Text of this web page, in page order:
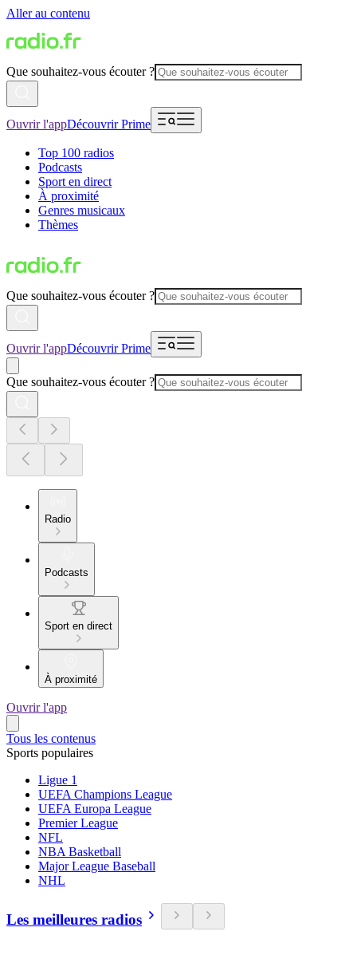
Aller au contenu
Que souhaitez-vous écouter ?
Ouvrir l'appDécouvrir Prime
Top 100 radios
Podcasts
Sport en direct
À proximité
Genres musicaux
Thèmes
Que souhaitez-vous écouter ?
Ouvrir l'appDécouvrir Prime
Que souhaitez-vous écouter ?
Radio
Podcasts
Sport en direct
À proximité
Ouvrir l'app
Tous les contenus
Sports populaires
Ligue 1
UEFA Champions League
UEFA Europa League
Premier League
NFL
NBA Basketball
Major League Baseball
NHL
Les meilleures radios